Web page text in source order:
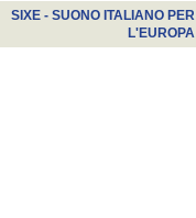
SIXE - SUONO ITALIANO PER
L'EUROPA